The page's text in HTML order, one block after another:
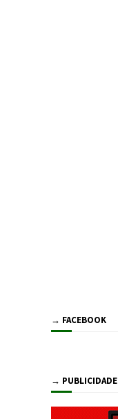
→ FACEBOOK
→ PUBLICIDADE